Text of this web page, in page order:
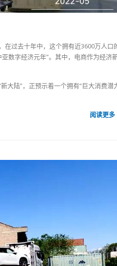
在过去十年中，这个拥有近3600万人口
数字经济元年”。其中，电商作为经济
大陆”，正预示着一个拥有“巨大消费潜
阅读更多